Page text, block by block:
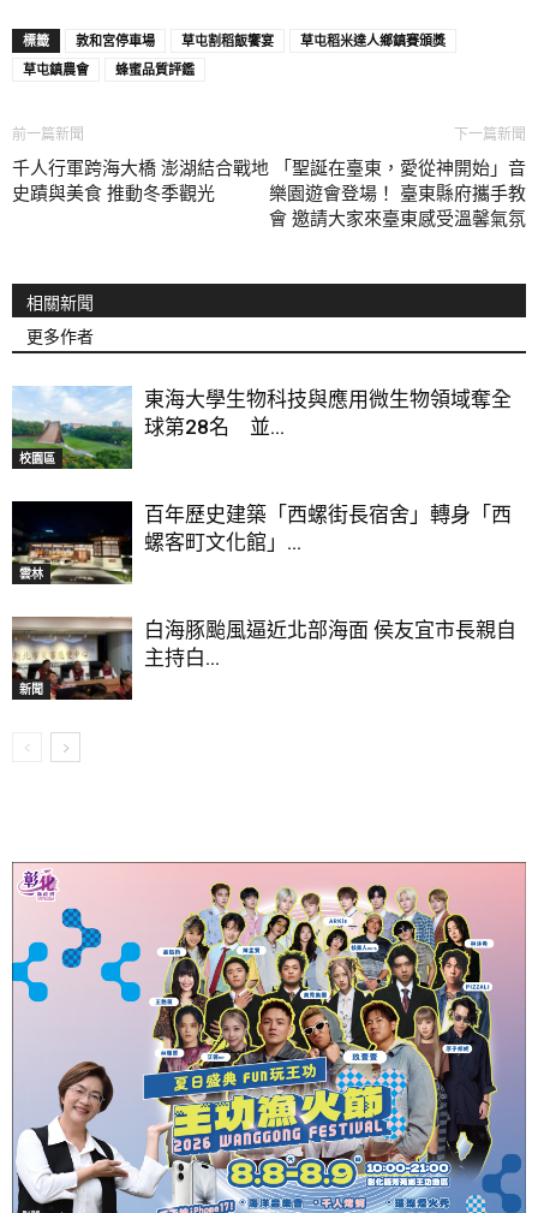
標籤 敦和宮停車場 草屯割稻飯饗宴
草屯稻米達人鄉鎮賽頒獎
草屯鎮農會
蜂蜜品質評鑑
前一篇新聞
千人行軍跨海大橋 澎湖結合戰地
史蹟與美食 推動冬季觀光
下一篇新聞
「聖誕在臺東，愛從神開始」音
樂園遊會登場！ 臺東縣府攜手教
會 邀請大家來臺東感受溫馨氣氛
相關新聞
更多作者
校園區
東海大學生物科技與應用微生物領域奪全
球第28名 並...
雲林
百年歷史建築「西螺街長宿舍」轉身「西
螺客町文化館」...
新聞
白海豚颱風逼近北部海面 侯友宜市長親自
主持白...